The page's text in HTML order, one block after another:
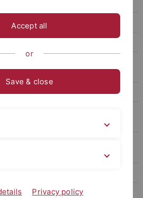
Phantasmagorie
Neuzeit"
Dramaturgie
Accept all
or
Save & close
Privacy policy